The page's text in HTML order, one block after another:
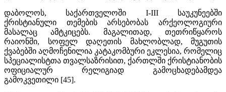
დაბოლოს, საქართველოში I-III საუკუნეებში
ქრისტიანული თემების არსებობას არქეოლოგიური
მასალაც ამტკიცებს. მაგალითად, თეთრიწყაროს
რაიონში, სოფელ დაღეთის მახლობლად, მუგუთის
ქვაბებში აღმოჩენილია კატაკომბური ეკლესია, რომელიც
სპეციალისტთა თვალსაზრისით, ქართლში ქრისტიანობის
ოფიციალურ რელიგიად გამოცხადებამდეა
გამოკვეთილი [45].